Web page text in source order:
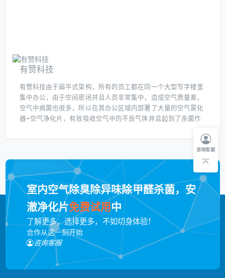
有赞科技
有赞科技由于扁平式架构，所有的员工都在同一个大型写字楼里
集中办公，由于空间密闭并且人员非常集中，造成空气质量差，
空气中病菌也很多，所以在其办公区域内部署了大量的空气雾化
器+空气净化片，有效吸收空气中的不良气体并且起到了杀菌作
室内空气除臭除异味除甲醛杀菌，安
澈净化片免费试用 中
了解更多，选择更多，不如切身体验！
合作从这一刻开始
咨询客服
咨询客服